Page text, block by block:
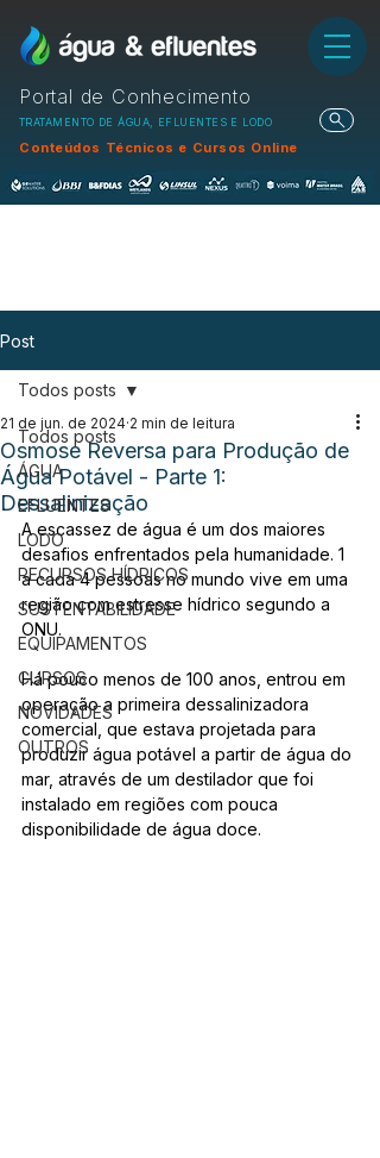
Portal de Conhecimento
TRATAMENTO DE ÁGUA, EFLUENTES E LODO
Conteúdos Técnicos e Cursos Online
Post
Todos posts
ÁGUA
EFLUENTES
LODO
RECURSOS HÍDRICOS
SUSTENTABILIDADE
EQUIPAMENTOS
CURSOS
NOVIDADES
OUTROS
Todos posts
Osmose Reversa para Produção de
Água Potável - Parte 1:
Dessalinização
21 de jun. de 2024 2 min de leitura
A escassez de água é um dos maiores
desafios enfrentados pela humanidade. 1
a cada 4 pessoas no mundo vive em uma
região com estresse hídrico segundo a
ONU.
Há pouco menos de 100 anos, entrou em
operação a primeira dessalinizadora
comercial, que estava projetada para
produzir água potável a partir de água do
mar, através de um destilador que foi
instalado em regiões com pouca
disponibilidade de água doce.